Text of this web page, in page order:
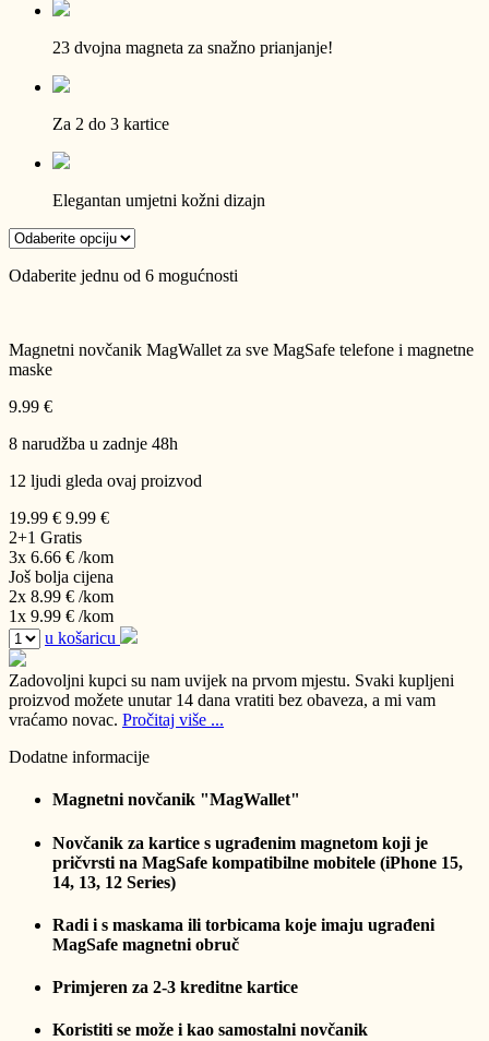
23 dvojna magneta za snažno prianjanje!
Za 2 do 3 kartice
Elegantan umjetni kožni dizajn
Odaberite jednu od 6 mogućnosti
Magnetni novčanik MagWallet za sve MagSafe telefone i magnetne
maske
9.99 €
8 narudžba u zadnje 48h
12 ljudi gleda ovaj proizvod
19.99 € 9.99 €
2+1 Gratis
3x 6.66 € /kom
Još bolja cijena
2x 8.99 € /kom
1x 9.99 € /kom
u košaricu
Zadovoljni kupci su nam uvijek na prvom mjestu. Svaki kupljeni
proizvod možete unutar 14 dana vratiti bez obaveza, a mi vam
vraćamo novac. Pročitaj više ...
Dodatne informacije
Magnetni novčanik "MagWallet"
Novčanik za kartice s ugrađenim magnetom koji je
pričvrsti na MagSafe kompatibilne mobitele (iPhone 15,
14, 13, 12 Series)
Radi i s maskama ili torbicama koje imaju ugrađeni
MagSafe magnetni obruč
Primjeren za 2-3 kreditne kartice
Koristiti se može i kao samostalni novčanik